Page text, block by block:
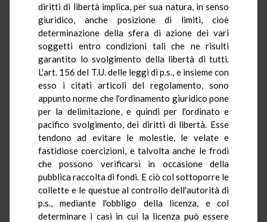
diritti di libertà implica, per sua natura, in senso
giuridico, anche posizione di limiti, cioè
determinazione della sfera di azione dei vari
soggetti entro condizioni tali che ne risulti
garantito lo svolgimento della libertà di tutti.
L'art. 156 del T.U. delle leggi di p.s., e insieme con
esso i citati articoli del regolamento, sono
appunto norme che l'ordinamento giuridico pone
per la delimitazione, e quindi per l'ordinato e
pacifico svolgimento, dei diritti di libertà. Esse
tendono ad evitare le molestie, le velate e
fastidiose coercizioni, e talvolta anche le frodi
che possono verificarsi in occasione della
pubblica raccolta di fondi. E ciò col sottoporre le
collette e le questue al controllo dell'autorità di
p.s., mediante l'obbligo della licenza, e col
determinare i casi in cui la licenza può essere